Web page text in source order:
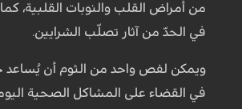
من أمراض القلب والنوبات القلبية،
في الحدّ من آثار تصلّب الشرايين.
ويمكن لفص واحد من الثوم أن يُساعد
في القضاء على المشاكل الصحية